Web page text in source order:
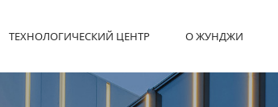
ТЕХНОЛОГИЧЕСКИЙ ЦЕНТР О ЖУНДЖИ